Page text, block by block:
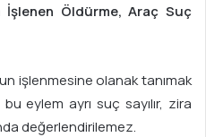
Öldürme, Araç Suç
işlenmesine olanak tanımak
eylem ayrı suç sayılır, zira
değerlendirilemez.